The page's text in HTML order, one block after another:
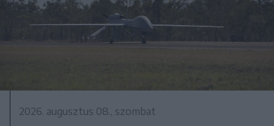
2026. augusztus 08., szombat